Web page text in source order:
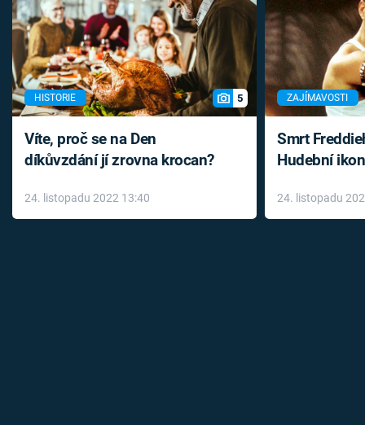
HISTORIE 5
Víte, proč se na Den
díkůvzdání jí zrovna krocan?
24. listopadu 2022 13:40
ZAJÍMAVOSTI
Smrt
Hudební
léky
24. listopadu